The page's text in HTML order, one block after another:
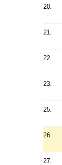
20.
21.
22.
23.
25.
26.
27.